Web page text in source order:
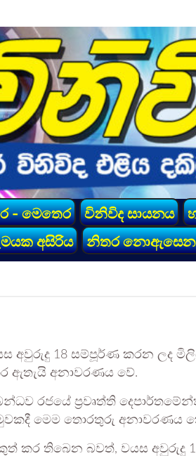
- මෙතෙර විනිවිද සායනය
අසිරිය නිතර නොඇසෙන
අවුරුදු 18 සම්පූර්ණ කරන ලද
ඇතැයි අනාවරණය වේ.
රජයේ ප්‍රවෘත්ති
මෙම තොරතුරු අනාවරණය
කර තිබෙන බවත්, වයස අවුරුදු